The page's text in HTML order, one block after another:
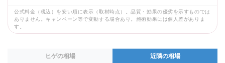
公式料金（税込）を安い順に表示（取材時点）。品質・効果の優劣を示すものでは
ありません。キャンペーン等で変動する場合あり。施術効果には個人差がありま
す。
ヒゲの相場 近隣の相場